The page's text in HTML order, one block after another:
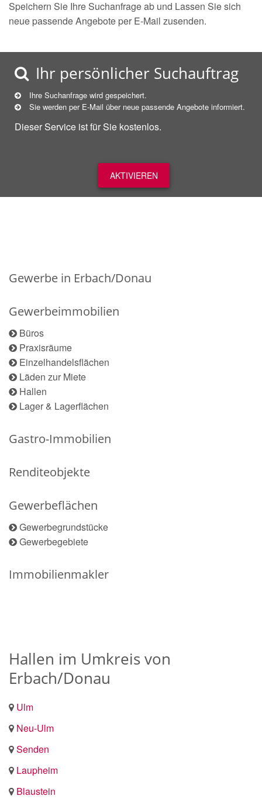
Speichern Sie Ihre Suchanfrage ab und Lassen Sie sich
neue passende Angebote per E-Mail zusenden.
Ihr persönlicher Suchauftrag
Ihre Suchanfrage wird gespeichert.
Sie werden per E-Mail über neue passende Angebote informiert.
Dieser Service ist für Sie kostenlos.
AKTIVIEREN
Gewerbe in Erbach/Donau
Gewerbeimmobilien
Büros
Praxisräume
Einzelhandelsflächen
Läden zur Miete
Hallen
Lager & Lagerflächen
Gastro-Immobilien
Renditeobjekte
Gewerbeflächen
Gewerbegrundstücke
Gewerbegebiete
Immobilienmakler
Hallen im Umkreis von
Erbach/Donau
Ulm
Neu-Ulm
Senden
Laupheim
Blaustein